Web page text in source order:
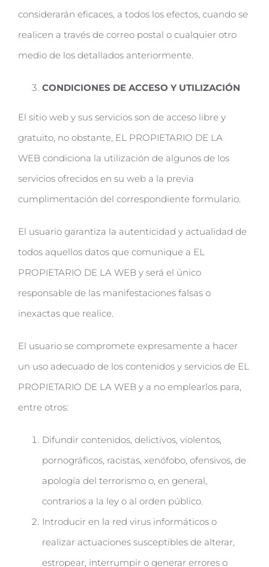
considerarán eficaces, a todos los efectos, cuando se
realicen a través de correo postal o cualquier otro
medio de los detallados anteriormente.
CONDICIONES DE ACCESO Y UTILIZACIÓN
El sitio web y sus servicios son de acceso libre y
gratuito, no obstante, EL PROPIETARIO DE LA
WEB condiciona la utilización de algunos de los
servicios ofrecidos en su web a la previa
cumplimentación del correspondiente formulario.
El usuario garantiza la autenticidad y actualidad de
todos aquellos datos que comunique a EL
PROPIETARIO DE LA WEB y será el único
responsable de las manifestaciones falsas o
inexactas que realice.
El usuario se compromete expresamente a hacer
un uso adecuado de los contenidos y servicios de EL
PROPIETARIO DE LA WEB y a no emplearlos para,
entre otros:
Difundir contenidos, delictivos, violentos,
pornográficos, racistas, xenófobo, ofensivos, de
apología del terrorismo o, en general,
contrarios a la ley o al orden público.
Introducir en la red virus informáticos o
realizar actuaciones susceptibles de alterar,
estropear, interrumpir o generar errores o